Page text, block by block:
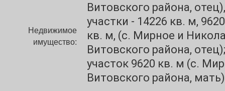
Недвижимое
имущество:
Витовского района,
участки - 14226 кв. м,
кв. м, (с. Мирное и
Витовского района,
участок 9620 кв. м (с.
Витовского района, мать)